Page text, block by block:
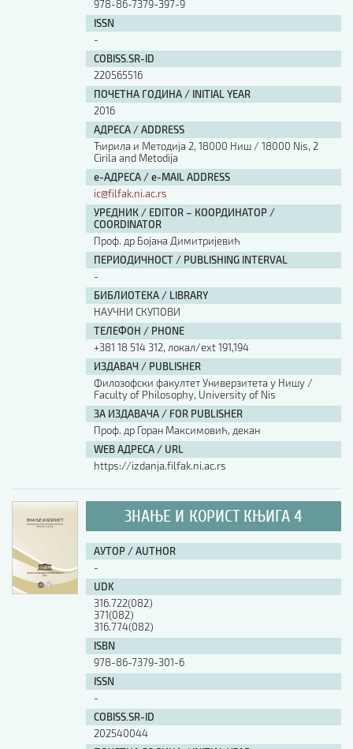
978-86-7379-397-9
ISSN
-
COBISS.SR-ID
220565516
ПОЧЕТНА ГОДИНА / INITIAL YEAR
2016
АДРЕСА / ADDRESS
Ћирила и Методија 2, 18000 Ниш / 18000 Nis, 2
Cirila and Metodija
е-АДРЕСА / e-MAIL ADDRESS
ic@filfak.ni.ac.rs
УРЕДНИК / EDITOR – КООРДИНАТОР /
COORDINATOR
Проф. др Бојана Димитријевић
ПЕРИОДИЧНОСТ / PUBLISHING INTERVAL
-
БИБЛИОТЕКА / LIBRARY
НАУЧНИ СКУПОВИ
ТЕЛЕФОН / PHONE
+381 18 514 312, локал/ext 191,194
ИЗДАВАЧ / PUBLISHER
Филозофски факултет Универзитета у Нишу /
Faculty of Philosophy, University of Nis
ЗА ИЗДАВАЧА / FOR PUBLISHER
Проф. др Горан Максимовић, декан
WEB АДРЕСА / URL
https://izdanja.filfak.ni.ac.rs
ЗНАЊЕ И КОРИСТ КЊИГА 4
АУТОР / AUTHOR
-
UDK
316.722(082)
371(082)
316.774(082)
ISBN
978-86-7379-301-6
ISSN
-
COBISS.SR-ID
202540044